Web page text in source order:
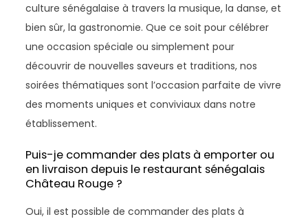
culture sénégalaise à travers la musique, la danse, et
bien sûr, la gastronomie. Que ce soit pour célébrer
une occasion spéciale ou simplement pour
découvrir de nouvelles saveurs et traditions, nos
soirées thématiques sont l’occasion parfaite de vivre
des moments uniques et conviviaux dans notre
établissement.
Puis-je commander des plats à emporter ou
en livraison depuis le restaurant sénégalais
Château Rouge ?
Oui, il est possible de commander des plats à